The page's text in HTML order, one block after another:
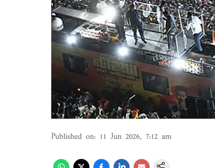
Published on: 11 Jun 2026, 7:12 am